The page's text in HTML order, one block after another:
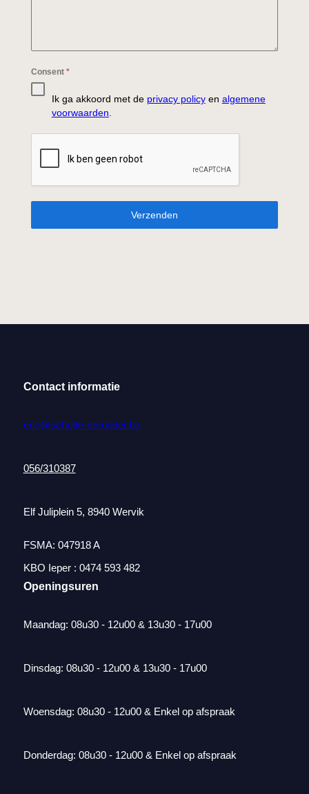
Consent *
Ik ga akkoord met de privacy policyen algemene
voorwaarden
Verzenden
Contact informatie
eric@schotte-derudder.be
056/310387
Elf Juliplein 5, 8940 Wervik
FSMA: 047918 A
KBO Ieper : 0474 593 482
Openingsuren
Maandag: 08u30 - 12u00 & 13u30 - 17u00
Dinsdag: 08u30 - 12u00 & 13u30 - 17u00
Woensdag: 08u30 - 12u00 & Enkel op afspraak
Donderdag: 08u30 - 12u00 & Enkel op afspraak